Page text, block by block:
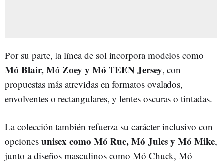
Por su parte, la línea de sol incorpora modelos como
Mó Blair, Mó Zoey y Mó TEEN Jersey, con
propuestas más atrevidas en formatos ovalados,
envolventes o rectangulares, y lentes oscuras o tintadas.
La colección también refuerza su carácter inclusivo con
opciones unisex como Mó Rue, Mó Jules y Mó Mike,
junto a diseños masculinos como Mó Chuck, Mó